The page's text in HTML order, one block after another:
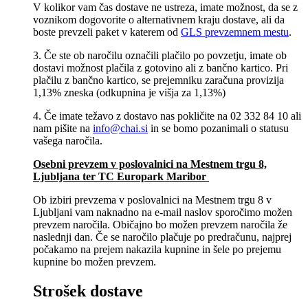
V kolikor vam čas dostave ne ustreza, imate možnost, da se z
voznikom dogovorite o alternativnem kraju dostave, ali da
boste prevzeli paket v katerem od GLS prevzemnem mestu.
3. Če ste ob naročilu označili plačilo po povzetju, imate ob
dostavi možnost plačila z gotovino ali z bančno kartico. Pri
plačilu z bančno kartico, se prejemniku zaračuna provizija
1,13% zneska (odkupnina je višja za 1,13%)
4. Če imate težavo z dostavo nas pokličite na 02 332 84 10 ali
nam pišite na info@chai.si in se bomo pozanimali o statusu
vašega naročila.
Osebni prevzem v poslovalnici na Mestnem trgu 8,
Ljubljana​ ter TC Europark Maribor
Ob izbiri prevzema v poslovalnici na Mestnem trgu 8 v
Ljubljani vam naknadno na e-mail naslov sporočimo možen
prevzem naročila. Običajno bo možen prevzem naročila že
naslednji dan. Če se naročilo plačuje po predračunu, najprej
počakamo na prejem nakazila kupnine in šele po prejemu
kupnine bo možen prevzem.
Strošek dostave